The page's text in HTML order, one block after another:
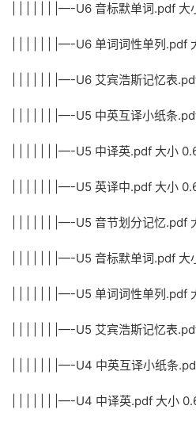
| | | | | | |—-U6 音标默单词.pdf 大
| | | | | | |—-U6 单词词性单列.pdf
| | | | | | |—-U6 艾宾浩斯记忆表
| | | | | | |—-U5 中英互译小纸条
| | | | | | |—-U5 中译英.pdf 大小
| | | | | | |—-U5 英译中.pdf 大小
| | | | | | |—-U5 音节划分记忆.pdf
| | | | | | |—-U5 音标默单词.pdf 大
| | | | | | |—-U5 单词词性单列.pdf
| | | | | | |—-U5 艾宾浩斯记忆表
| | | | | | |—-U4 中英互译小纸条
| | | | | | |—-U4 中译英.pdf 大小